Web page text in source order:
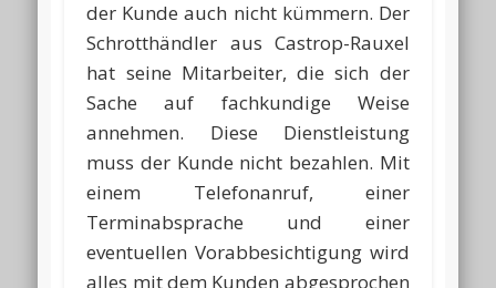
der Kunde auch nicht kümmern. Der
Schrotthändler aus Castrop-Rauxel
hat seine Mitarbeiter, die sich der
Sache auf fachkundige Weise
annehmen. Diese Dienstleistung
muss der Kunde nicht bezahlen. Mit
einem Telefonanruf, einer
Terminabsprache und einer
eventuellen Vorabbesichtigung wird
alles mit dem Kunden abgesprochen